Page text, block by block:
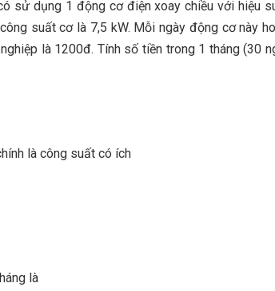
sử dụng 1 động cơ điện xoay chiều với hiệu
suất cơ là 7,5 kW. Mỗi ngày động cơ này
là 1200đ. Tính số tiền trong 1 tháng (30
là công suất có ích
là